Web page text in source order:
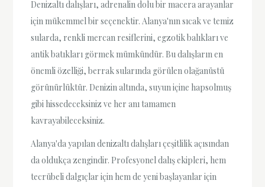
Denizaltı dalışları, adrenalin dolu bir macera arayanlar
için mükemmel bir seçenektir. Alanya'nın sıcak ve temiz
sularda, renkli mercan resiflerini, egzotik balıkları ve
antik batıkları görmek mümkündür. Bu dalışların en
önemli özelliği, berrak sularında görülen olağanüstü
görünürlüktür. Denizin altında, suyun içine hapsolmuş
gibi hissedeceksiniz ve her anı tamamen
kavrayabileceksiniz.
Alanya'da yapılan denizaltı dalışları çeşitlilik açısından
da oldukça zengindir. Profesyonel dalış ekipleri, hem
tecrübeli dalgıçlar için hem de yeni başlayanlar için